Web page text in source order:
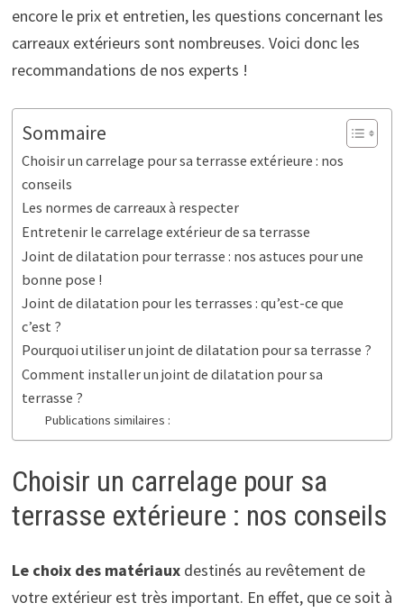
encore le prix et entretien, les questions concernant les
carreaux extérieurs sont nombreuses. Voici donc les
recommandations de nos experts !
Sommaire
Choisir un carrelage pour sa terrasse extérieure : nos
conseils
Les normes de carreaux à respecter
Entretenir le carrelage extérieur de sa terrasse
Joint de dilatation pour terrasse : nos astuces pour une
bonne pose !
Joint de dilatation pour les terrasses : qu’est-ce que
c’est ?
Pourquoi utiliser un joint de dilatation pour sa terrasse ?
Comment installer un joint de dilatation pour sa
terrasse ?
Publications similaires :
Choisir un carrelage pour sa
terrasse extérieure : nos conseils
Le choix des matériaux destinés au revêtement de
votre extérieur est très important. En effet, que ce soit à